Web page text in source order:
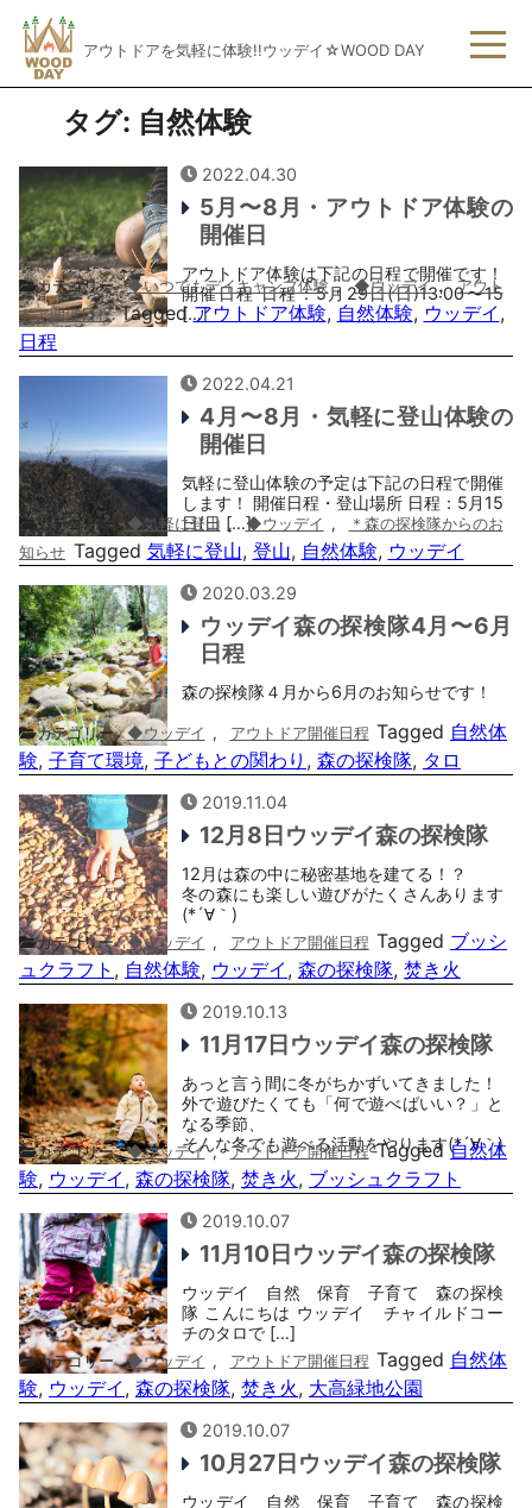
アウトドアを気軽に体験!!ウッデイ☆WOOD DAY
タグ: 自然体験
2022.04.30
5月〜8月・アウトドア体験の
開催日
アウトドア体験は下記の日程で開催です！
開催日程 日程：5月29日(日)13:00〜15
[…]
カテゴリー ◆いつでもデイキャンプ体験 , ◆ウッデイ , アウト
ドア開催日程 Taggedアウトドア体験, 自然体験, ウッデイ ,
日程
2022.04.21
4月〜8月・気軽に登山体験の
開催日
気軽に登山体験の予定は下記の日程で開催
します！ 開催日程・登山場所 日程：5月15
日(日 […]
カテゴリー ◆気軽に登山 , ◆ウッデイ ,
＊森の探検隊からのお
知らせ Tagged 気軽に登山, 登山, 自然体験, ウッデイ
2020.03.29
ウッデイ森の探検隊4月〜6月
日程
森の探検隊４月から6月のお知らせです！
カテゴリー ◆ウッデイ , アウトドア開催日程 Tagged 自然体
験, 子育て環境, 子どもとの関わり , 森の探検隊, タロ
2019.11.04
12月8日ウッデイ森の探検隊
12月は森の中に秘密基地を建てる！？
冬の森にも楽しい遊びがたくさんあります
(*´∀｀)
カテゴリー ◆ウッデイ , アウトドア開催日程 Tagged ブッシ
ュクラフト , 自然体験, ウッデイ , 森の探検隊, 焚き火
2019.10.13
11月17日ウッデイ森の探検隊
あっと言う間に冬がちかずいてきました！
外で遊びたくても「何で遊べばいい？」と
なる季節、
そんな冬でも遊べる活動をやります(*´∀｀)
カテゴリー ◆ウッデイ , アウトドア開催日程 Tagged自然体
験, ウッデイ , 森の探検隊, 焚き火, ブッシュクラフト
2019.10.07
11月10日ウッデイ森の探検隊
ウッデイ 自然 保育 子育て 森の探検
隊 こんにちは ウッデイ チャイルドコー
チのタロで […]
カテゴリー ◆ウッデイ , アウトドア開催日程 Tagged 自然体
験, ウッデイ , 森の探検隊, 焚き火, 大高緑地公園
2019.10.07
10月27日ウッデイ森の探検隊
ウッデイ 自然 保育 子育て 森の探検